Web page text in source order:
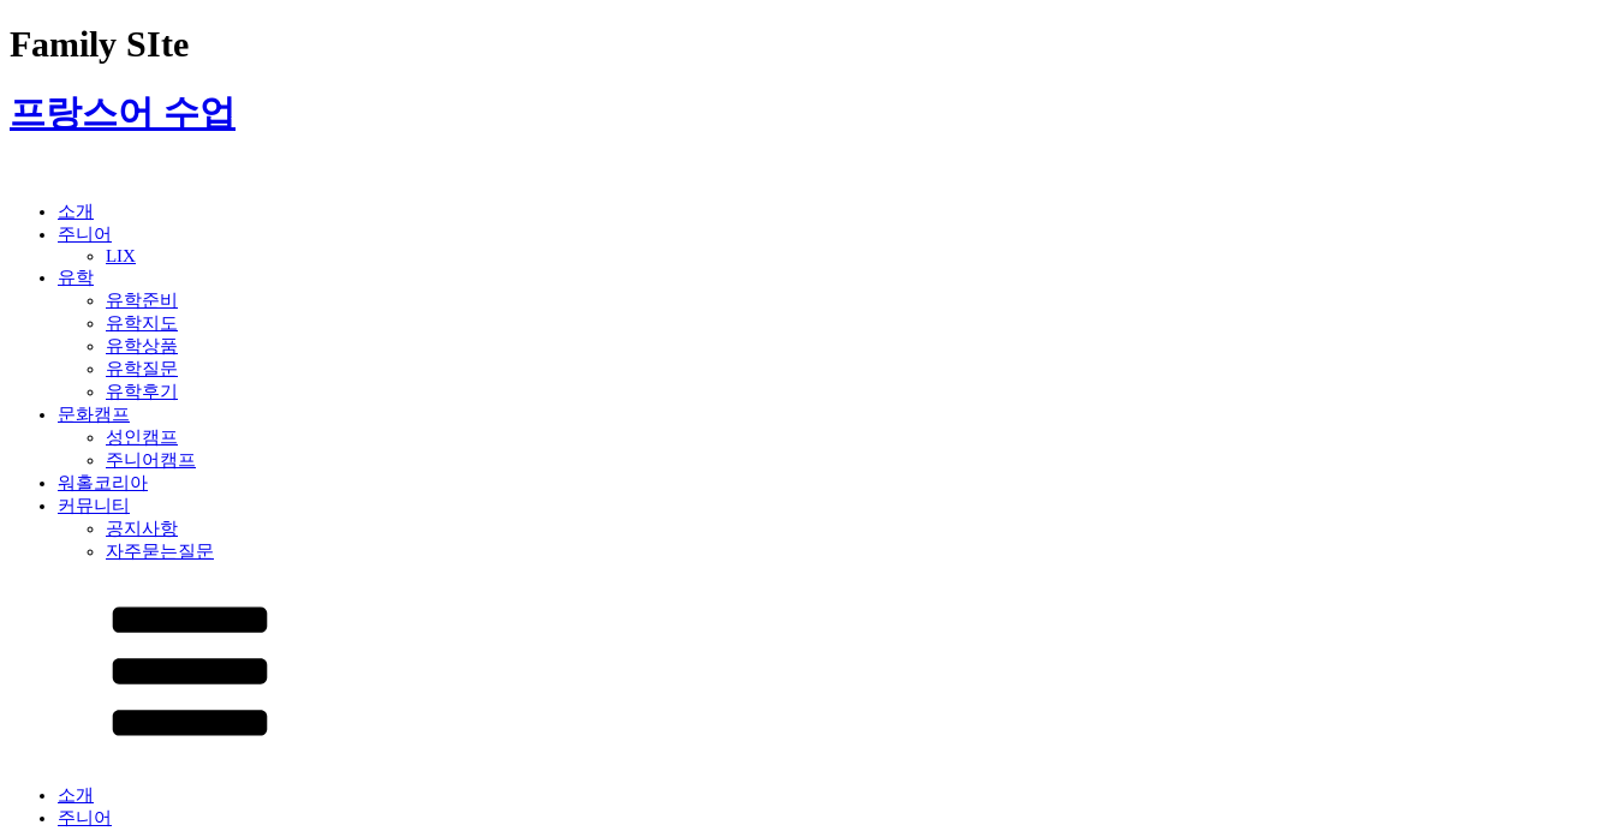
Family SIte
프랑스어 수업
소개
주니어
LIX
유학
유학준비
유학지도
유학상품
유학질문
유학후기
문화캠프
성인캠프
주니어캠프
워홀코리아
커뮤니티
공지사항
자주묻는질문
소개
주니어